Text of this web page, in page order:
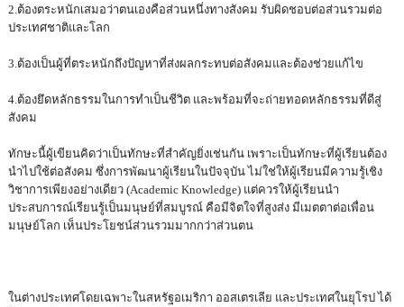
2.ต้องตระหนักเสมอว่าตนเองคือส่วนหนึ่งทางสังคม รับผิดชอบต่อส่วนรวมต่อ
ประเทศชาติและโลก
3.ต้องเป็นผู้ที่ตระหนักถึงปัญหาที่ส่งผลกระทบต่อสังคมและต้องช่วยแก้ไข
4.ต้องยึดหลักธรรมในการทำเป็นชีวิต และพร้อมที่จะถ่ายทอดหลักธรรมที่ดีสู่
สังคม
ทักษะนี้ผู้เขียนคิดว่าเป็นทักษะที่สำคัญยิ่งเช่นกัน เพราะเป็นทักษะที่ผู้เรียนต้อง
นำไปใช้ต่อสังคม ซึ่งการพัฒนาผู้เรียนในปัจจุบัน ไม่ใช่ให้ผู้เรียนมีความรู้เชิง
วิชาการเพียงอย่างเดียว (Academic Knowledge) แต่ควรให้ผู้เรียนนำ
ประสบการณ์เรียนรู้เป็นมนุษย์ที่สมบูรณ์ คือมีจิตใจที่สูงส่ง มีเมตตาต่อเพื่อน
มนุษย์โลก เห็นประโยชน์ส่วนรวมมากกว่าส่วนตน
ในต่างประเทศโดยเฉพาะในสหรัฐอเมริกา ออสเตรเลีย และประเทศในยุโรป ได้